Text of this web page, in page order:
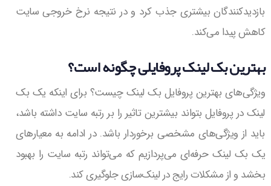
بازدیدکنندگان بیشتری جذب کرد و در نتیجه نرخ خروجی سایت
کاهش پیدا می‌کند.
بهترین بک لینک پروفایلی چگونه است؟
ویژگی‌های بهترین پروفایل بک لینک چیست؟ برای اینکه یک بک
لینک در پروفایل بتواند بیشترین تاثیر را بر رتبه سایت داشته باشد،
باید از ویژگی‌های مشخصی برخوردار باشد. در ادامه به معیارهای
یک بک لینک حرفه‌ای می‌پردازیم که می‌تواند رتبه سایت را بهبود
بخشد و از مشکلات رایج در لینک‌سازی جلوگیری کند.